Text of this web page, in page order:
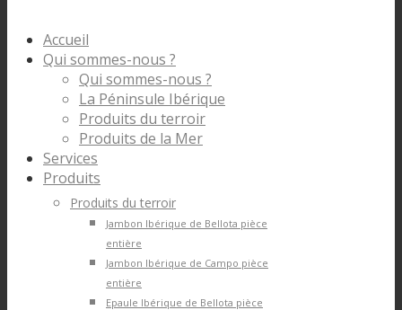
Accueil
Qui sommes-nous ?
Qui sommes-nous ?
La Péninsule Ibérique
Produits du terroir
Produits de la Mer
Services
Produits
Produits du terroir
Jambon Ibérique de Bellota pièce
entière
Jambon Ibérique de Campo pièce
entière
Epaule Ibérique de Bellota pièce